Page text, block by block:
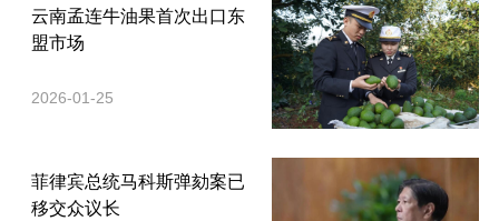
云南孟连牛油果首次出口东
盟市场
2026-01-25
菲律宾总统马科斯弹劾案已
移交众议长